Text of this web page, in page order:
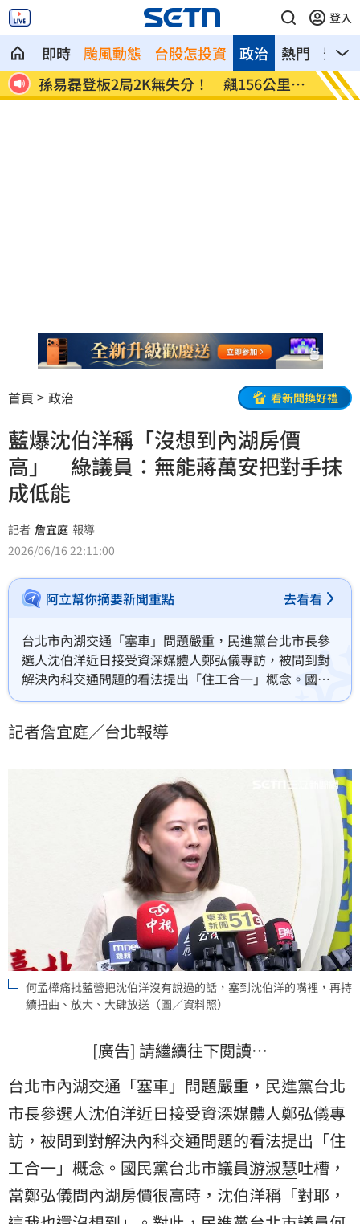
登入
即時 颱風動態 台股怎投資 熱門 影音
政治
孫易磊登板2局2K無失分！ 飆156公里火
球
直擊
嗨翻
首頁 政治 看新聞換好禮
藍爆沈伯洋稱「沒想到內湖房價
高」 綠議員：無能蔣萬安把對手抹
成低能
記者 詹宜庭 報導
2026/06/16 22:11:00
阿立幫你摘要新聞重點 去看看
台北市內湖交通「塞車」問題嚴重，民進黨台北市長參
選人沈伯洋近日接受資深媒體人鄭弘儀專訪，被問到對
解決內科交通問題的看法提出「住工合一」概念。國民
黨台北市議員游淑慧吐槽，當鄭弘儀問內湖房價很高
黨台北市議員何孟樺痛批，沈伯洋根本沒說，蔣萬安的
們對沈伯洋抹黑造謠，把沈伯洋沒有說過的話，塞到沈
記者詹宜庭／台北報導
何孟樺痛批藍營把沈伯洋沒有說過的話，塞到沈伯洋的嘴裡，再持
續扭曲、放大、大肆放送（圖／資料照）
[廣告] 請繼續往下閱讀…
台北市內湖交通「塞車」問題嚴重，民進黨台北
市長參選人沈伯洋近日接受資深媒體人鄭弘儀專
訪，被問到對解決內科交通問題的看法提出「住
工合一」概念。國民黨台北市議員游淑慧吐槽，
當鄭弘儀問內湖房價很高時，沈伯洋稱「對耶，